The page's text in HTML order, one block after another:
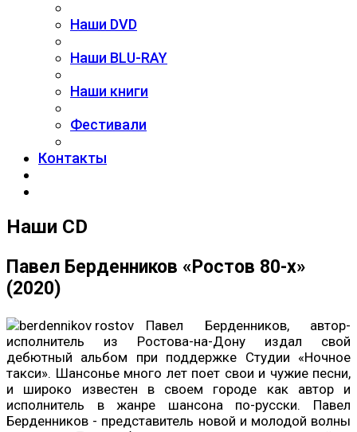
Наши DVD
Наши BLU-RAY
Наши книги
Фестивали
Контакты
Наши CD
Павел Берденников «Ростов 80-х»
(2020)
Павел Берденников, автор-
исполнитель из Ростова-на-Дону издал свой
дебютный альбом при поддержке Студии «Ночное
такси». Шансонье много лет поет свои и чужие песни,
и широко известен в своем городе как автор и
исполнитель в жанре шансона по-русски. Павел
Берденников - представитель новой и молодой волны